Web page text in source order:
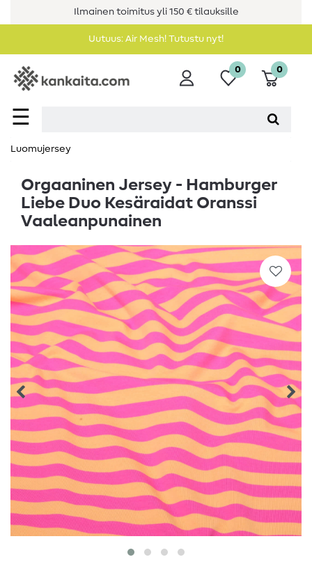
Ilmainen toimitus yli 150 € tilauksille
Uutuus: Air Mesh! Tutustu nyt!
☰
0 0
Luomujersey
Orgaaninen Jersey - Hamburger
Liebe Duo Kesäraidat Oranssi
Vaaleanpunainen